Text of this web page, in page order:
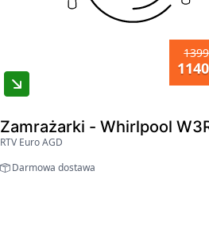
Zamrażarki - Whirlpool
RTV Euro AGD
Darmowa dostawa